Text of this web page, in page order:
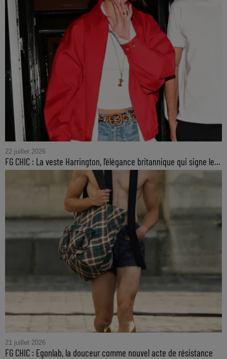
22 juillet 2026
FG CHIC : La veste Harrington, l'élégance britannique qui signe le...
21 juillet 2026
FG CHIC : Egonlab, la douceur comme nouvel acte de résistance